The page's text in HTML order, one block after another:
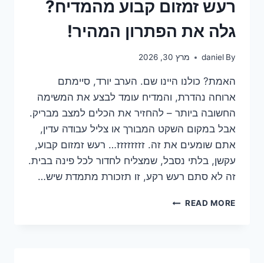
למנוע
רעש זמזום קבוע מהמדיח?
גלה את הפתרון המהיר!
By
daniel מרץ 30, 2026
האמת? כולנו היינו שם. הערב יורד, סיימתם
ארוחה נהדרת, והמדיח עומד לבצע את המשימה
החשובה ביותר – להחזיר את הכלים למצב מבריק.
אבל במקום השקט המבורך או צליל עבודה עדין,
אתם שומעים את זה. זזזזזזזז… רעש זמזום קבוע,
עקשן, בלתי נסבל, שמצליח לחדור לכל פינה בבית.
זה לא סתם רעש רקע, זו תזכורת מתמדת שיש…
READ MOREרעש